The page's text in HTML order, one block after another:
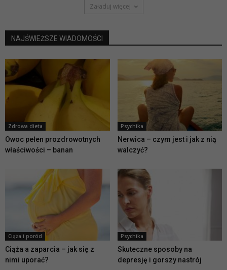
Załaduj więcej
NAJŚWIEŻSZE WIADOMOŚCI
Zdrowa dieta
Owoc pełen prozdrowotnych
właściwości – banan
Psychika
Nerwica – czym jest i jak z nią
walczyć?
Ciąża i poród
Ciąża a zaparcia – jak się z
nimi uporać?
Psychika
Skuteczne sposoby na
depresję i gorszy nastrój